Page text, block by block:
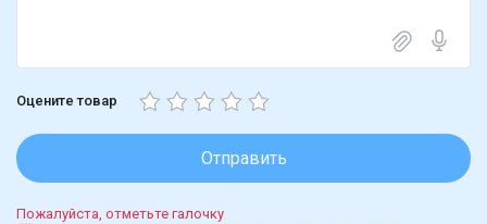
Оцените товар
Отправить
Пожалуйста, отметьте галочку